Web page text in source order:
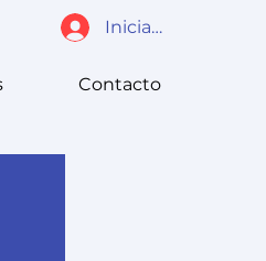
Iniciar sesión
Contacto